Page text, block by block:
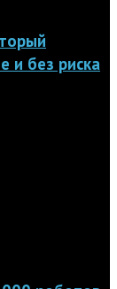
и без риска